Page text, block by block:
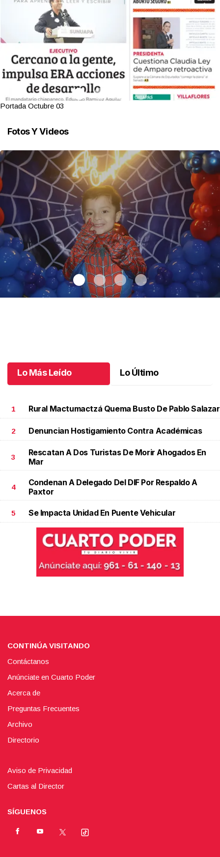
Portada Octubre 03
Fotos Y Videos
Lo Más Leído Lo Último
1 Rural Mactumactzá Quema Busto De Pablo Salazar
2 Denuncian Hostigamiento Contra Académicas
3
Rescatan A Dos Turistas De Morir Ahogados En
Mar
4
Condenan A Delegado Del DIF Por Respaldo A
Paxtor
5 Se Impacta Unidad En Puente Vehicular
CONTINÚA VISITANDO
Contáctanos
Anúnciate en Cuarto Poder
Acerca de
Preguntas Frecuentes
Archivo
Directorio
Aviso de Privacidad
Cartas al Director
SÍGUENOS